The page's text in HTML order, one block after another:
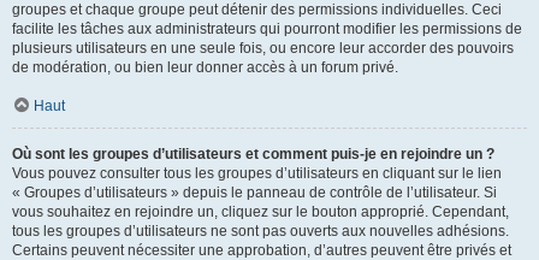
groupes et chaque groupe peut détenir des permissions individuelles. Ceci
facilite les tâches aux administrateurs qui pourront modifier les permissions de
plusieurs utilisateurs en une seule fois, ou encore leur accorder des pouvoirs
de modération, ou bien leur donner accès à un forum privé.
Haut
Où sont les groupes d’utilisateurs et comment puis-je en rejoindre un ?
Vous pouvez consulter tous les groupes d’utilisateurs en cliquant sur le lien
« Groupes d’utilisateurs » depuis le panneau de contrôle de l’utilisateur. Si
vous souhaitez en rejoindre un, cliquez sur le bouton approprié. Cependant,
tous les groupes d’utilisateurs ne sont pas ouverts aux nouvelles adhésions.
Certains peuvent nécessiter une approbation, d’autres peuvent être privés et